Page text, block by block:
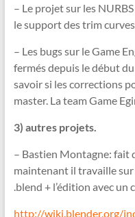
– Le projet sur les
le support des trim
– Les bugs sur le Game
fermés depuis le début
savoir si les corrections
master. La team Game
3) autres projets.
– Bastien Montagne: fait
maintenant il travaille
.blend + l’édition avec un
http://wiki.blender.org/